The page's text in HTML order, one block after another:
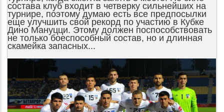
состава клуб входит в четверку сильнейших на
турнире, поэтому думаю есть все предпосылки
еще улучшить свой рекорд по участию в Кубке
Дино Мануцци. Этому должен поспособствовать
не только боеспособный состав, но и длинная
скамейка запасных...